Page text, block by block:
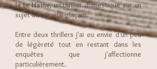
Je te Haine, un thriller domestique sur un
sujet de société glaçant.
Entre deux thrillers j'ai eu envie d'un peu
de légèreté tout en restant dans les
enquêtes que j'affectionne
particulièrement.